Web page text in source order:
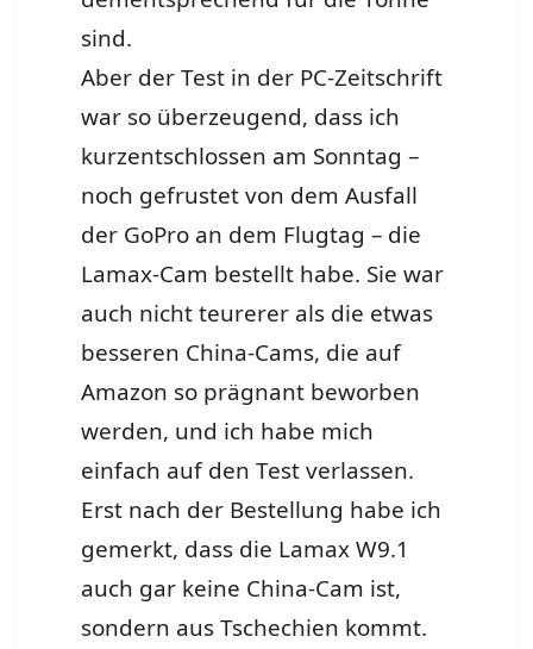
sind.
Aber der Test in der PC-Zeitschrift
war so überzeugend, dass ich
kurzentschlossen am Sonntag –
noch gefrustet von dem Ausfall
der GoPro an dem Flugtag – die
Lamax-Cam bestellt habe. Sie war
auch nicht teurerer als die etwas
besseren China-Cams, die auf
Amazon so prägnant beworben
werden, und ich habe mich
einfach auf den Test verlassen.
Erst nach der Bestellung habe ich
gemerkt, dass die Lamax W9.1
auch gar keine China-Cam ist,
sondern aus Tschechien kommt.